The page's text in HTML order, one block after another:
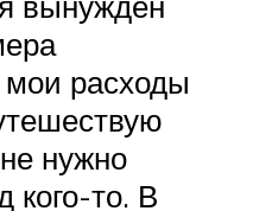
расходы
нужно
кого-то. В